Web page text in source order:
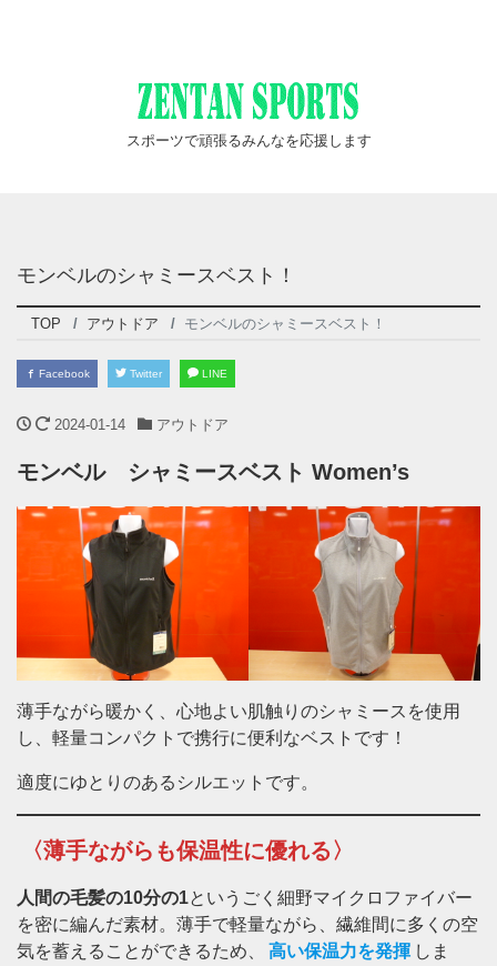
スポーツで頑張るみんなを応援します
モンベルのシャミースベスト！
TOP アウトドア モンベルのシャミースベスト！
Facebook Twitter LINE
2024-01-14 アウトドア
モンベル シャミースベスト Women’s
薄手ながら暖かく、心地よい肌触りのシャミースを使用
し、軽量コンパクトで携行に便利なベストです！
適度にゆとりのあるシルエットです。
〈薄手ながらも保温性に優れる〉
人間の毛髪の10分の1というごく細野マイクロファイバー
を密に編んだ素材。薄手で軽量ながら、繊維間に多くの空
気を蓄えることができるため、
高い保温力を発揮 しま